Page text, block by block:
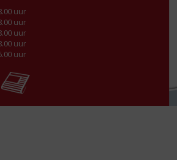
uur
uur
uur
uur
uur